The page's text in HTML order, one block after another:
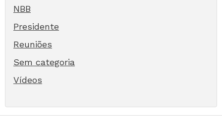
NBB
Presidente
Reuniões
Sem categoria
Vídeos